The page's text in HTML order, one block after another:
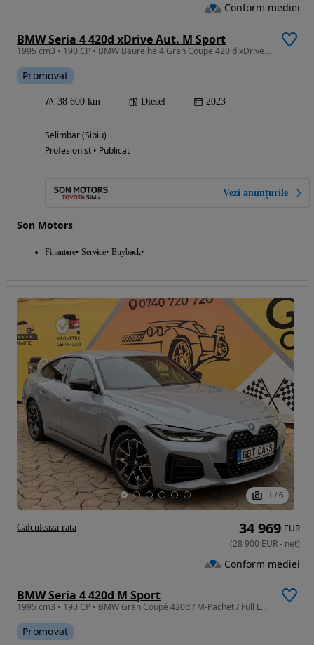
BMW Seria 4 420d xDrive Aut. M Sport
1995 cm3 • 190 CP • BMW Baureihe 4 Gran Coupe 420 d xDrive M Sport IN STOC LA SIBIU
Promovat
38 600 km Diesel 2023
Selimbar (Sibiu)
Profesionist • Publicat
Vezi anunțurile
Son Motors
Finantare Service Buyback
Conform mediei
1 / 6
BMW Seria 4 420d M Sport
1995 cm3 • 190 CP • BMW Gran Coupé 420d / M-Pachet / Full Led / Credit Auto
Promovat
34 969 EUR
(28 900 EUR- net)
Conform mediei
Calculeaza rata